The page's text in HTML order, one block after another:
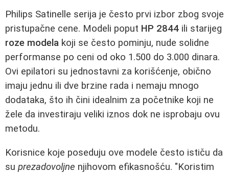
Philips Satinelle serija je često prvi izbor zbog svoje
pristupačne cene. Modeli poput HP 2844 ili starijeg
roze modela koji se često pominju, nude solidne
performanse po ceni od oko 1.500 do 3.000 dinara.
Ovi epilatori su jednostavni za korišćenje, obično
imaju jednu ili dve brzine rada i nemaju mnogo
dodataka, što ih čini idealnim za početnike koji ne
žele da investiraju veliki iznos dok ne isprobaju ovu
metodu.
Korisnice koje poseduju ove modele često ističu da
su prezadovoljne njihovom efikasnošću. "Koristim